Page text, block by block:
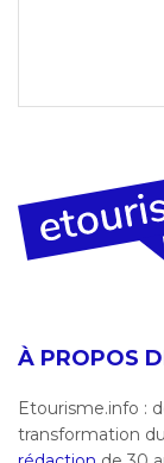
À PROPOS
Etourisme.info :
transformation